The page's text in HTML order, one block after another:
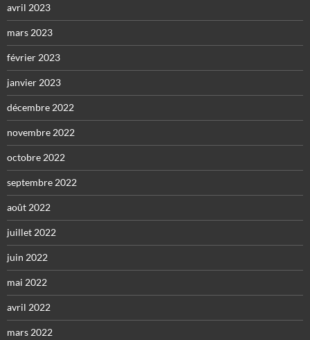
avril 2023
mars 2023
février 2023
janvier 2023
décembre 2022
novembre 2022
octobre 2022
septembre 2022
août 2022
juillet 2022
juin 2022
mai 2022
avril 2022
mars 2022